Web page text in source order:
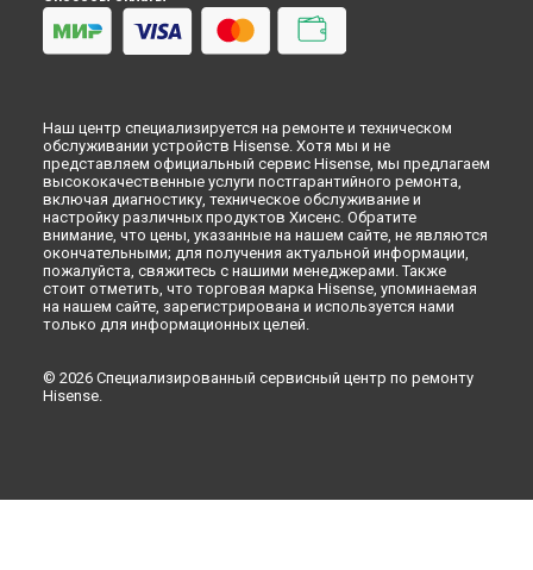
Наш центр специализируется на ремонте и техническом
обслуживании устройств Hisense. Хотя мы и не
представляем официальный сервис Hisense, мы предлагаем
высококачественные услуги постгарантийного ремонта,
включая диагностику, техническое обслуживание и
настройку различных продуктов Хисенс. Обратите
внимание, что цены, указанные на нашем сайте, не являются
окончательными; для получения актуальной информации,
пожалуйста, свяжитесь с нашими менеджерами. Также
стоит отметить, что торговая марка Hisense, упоминаемая
на нашем сайте, зарегистрирована и используется нами
только для информационных целей.
© 2026 Специализированный сервисный центр по ремонту
Hisense.